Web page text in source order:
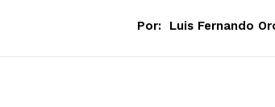
Por: Luis Fernando